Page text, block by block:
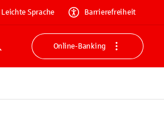
Leichte Sprache Barrierefreiheit
Suche
Online-Banking